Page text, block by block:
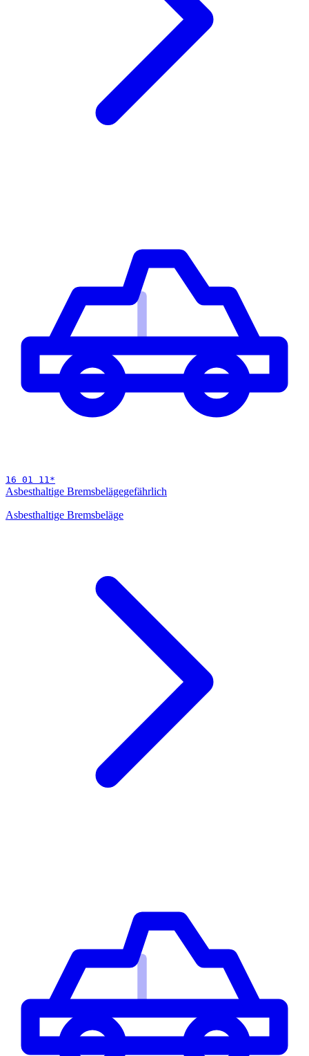
16 01 11 *
Asbesthaltige Bremsbelägegefährlich
Asbesthaltige Bremsbeläge